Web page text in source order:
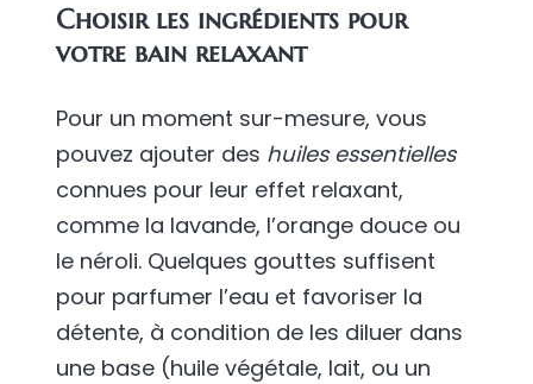
Choisir les ingrédients pour
votre bain relaxant
Pour un moment sur-mesure, vous
pouvez ajouter des huiles essentielles
connues pour leur effet relaxant,
comme la lavande, l’orange douce ou
le néroli. Quelques gouttes suffisent
pour parfumer l’eau et favoriser la
détente, à condition de les diluer dans
une base (huile végétale, lait, ou un